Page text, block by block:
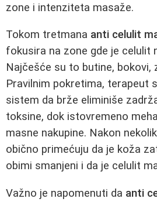
zone i intenziteta masaže.
Tokom tretmana anti celulit
fokusira na zone gde je celulit
Najčešće su to butine, bokovi,
Pravilnim pokretima, terapeut
sistem da brže eliminiše
toksine, dok istovremeno
masne nakupine. Nakon
obično primećuju da je koža
obimi smanjeni i da je celulit
Važno je napomenuti da anti